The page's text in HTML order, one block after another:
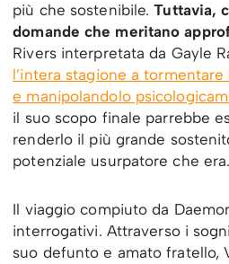
più che sostenibile.Tuttavia,
domande che meritano
Rivers interpretata da Gayle
l’intera stagione a
e manipolandolo
il suo scopo finale parrebbe
renderlo il più grande
potenziale usurpatore che era.
Il viaggio compiuto da
interrogativi. Attraverso i
suo defunto e amato fratello,